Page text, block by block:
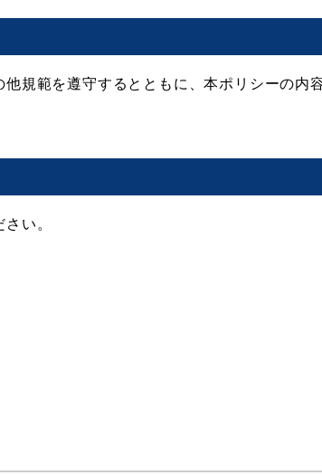
規範を遵守するとともに、本ポリシーの内
い。